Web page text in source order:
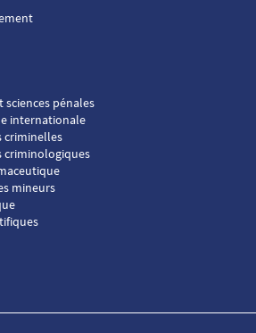
sciences pénales
internationale
criminelles
criminologiques
mineurs